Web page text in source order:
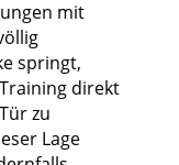
mit
springt,
direkt
zu
Lage